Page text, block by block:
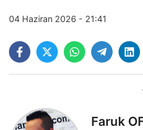
04 Haziran 2026 - 21:41
Faruk